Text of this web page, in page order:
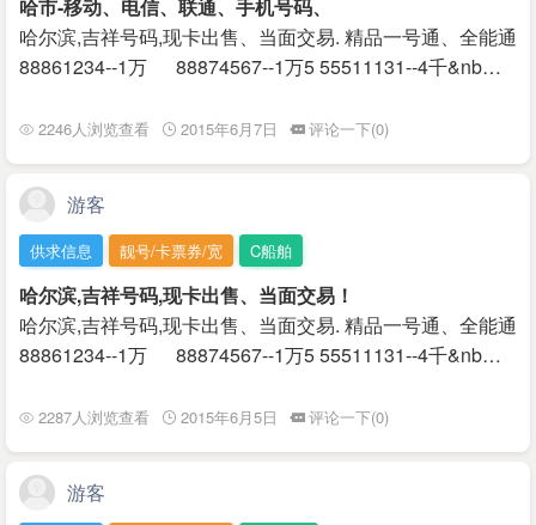
哈市-移动、电信、联通、手机号码、
哈尔滨,吉祥号码,现卡出售、当面交易. 精品一号通、全能通
88861234--1万 88874567--1万5 55511131--4千&nb…
2246人浏览查看 2015年6月7日 评论一下(0)
游客
供求信息 靓号/卡票券/宽 C船舶
哈尔滨,吉祥号码,现卡出售、当面交易！
哈尔滨,吉祥号码,现卡出售、当面交易. 精品一号通、全能通
88861234--1万 88874567--1万5 55511131--4千&nb…
2287人浏览查看 2015年6月5日 评论一下(0)
游客